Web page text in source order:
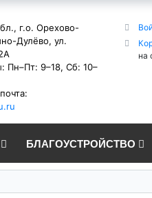
г.о. Орехово-
Дулёво, ул.
Пн–Пт: 9–18, Сб: 10–
на
БЛАГОУСТРОЙСТВО